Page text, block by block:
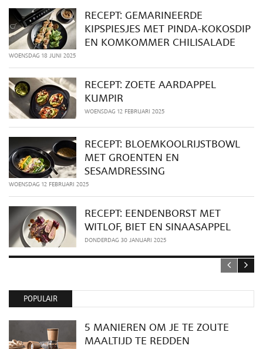
RECEPT: GEMARINEERDE
KIPSPIESJES MET PINDA-KOKOSDIP
EN KOMKOMMER CHILISALADE
WOENSDAG 18 JUNI 2025
RECEPT: ZOETE AARDAPPEL
KUMPIR
WOENSDAG 12 FEBRUARI 2025
RECEPT: BLOEMKOOLRIJSTBOWL
MET GROENTEN EN
SESAMDRESSING
WOENSDAG 12 FEBRUARI 2025
RECEPT: EENDENBORST MET
WITLOF, BIET EN SINAASAPPEL
DONDERDAG 30 JANUARI 2025
POPULAIR
5 MANIEREN OM JE TE ZOUTE
MAALTIJD TE REDDEN